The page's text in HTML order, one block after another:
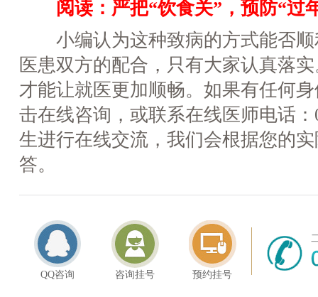
阅读： 严把“饮食关”，预防“过
小编认为这种致病的方式能否顺
医患双方的配合，只有大家认真落
才能让就医更加顺畅。如果有任何
击在线咨询，或联系在线医师电话：
生进行在线交流，我们会根据您的
答。
QQ咨询 咨询挂号 预约挂号